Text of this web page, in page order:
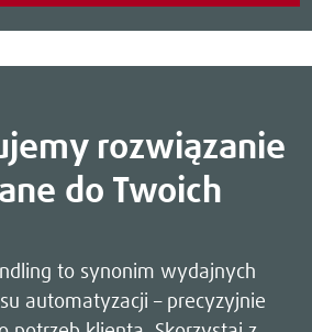
rozwiązanie
do Twoich
to synonim wydajnych
automatyzacji – precyzyjnie